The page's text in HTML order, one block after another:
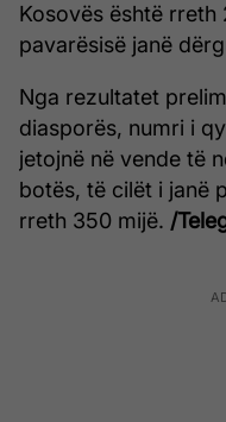
Kosovës është rreth
pavarësisë janë
Nga rezultatet
diasporës, numri i
jetojnë në vende të
botës, të cilët i janë
rreth 350 mijë. /